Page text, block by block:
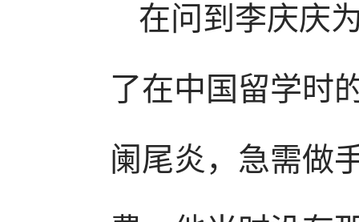
在问到李庆庆
了在中国留学时
阑尾炎，急需做